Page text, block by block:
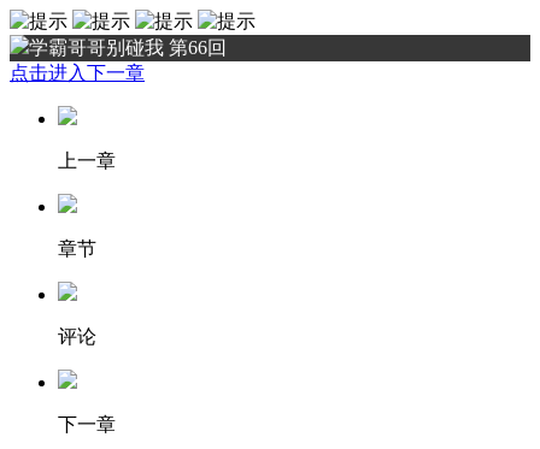
学霸哥哥别碰我 第66回
点击进入下一章
上一章
章节
评论
下一章